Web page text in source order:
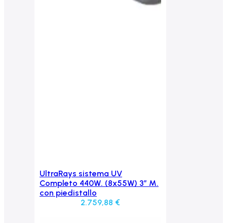
Aggiungi al carrello
UltraRays sistema UV
Completo 440W. (8x55W) 3″ M.
con piedistallo
2.759,88 €